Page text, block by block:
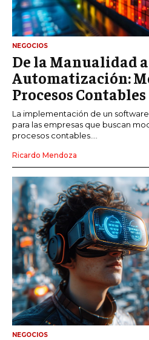
ÉTICA EMPRESARIAL
SOCIAL
BLOG
Ricardo Mendoza
Soy Ricardo
más de diez años,
portal de noticias,
corporativas hasta tendencias
el periodismo como motor de
sociedad actualizada y proactiva.
Aparece en periódicos
Infórmate aquí.
NEGOCIOS
De la Manualidad
Automatización:
Procesos Contables
La implementación de un
para las empresas que buscan
procesos contables....
Ricardo Mendoza
NEGOCIOS